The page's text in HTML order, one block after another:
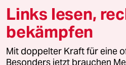
© 2026 taz Verlags und Vertriebs
Alle Rechte vorbehalten. Bei rechtlichen
wenden Sie sich bitte an
lizenzen@taz.de
Links lesen,
bekämpfen
Mit doppelter Kraft für eine
Besonders jetzt brauchen